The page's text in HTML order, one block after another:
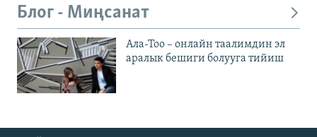
Блог - Миңсанат
Ала-Тоо – онлайн таалимдин эл
аралык бешиги болууга тийиш